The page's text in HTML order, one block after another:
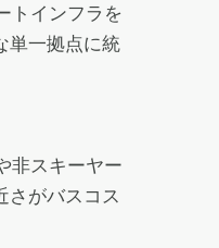
トインフラを
単一拠点に統
非スキーヤー
さがバスコス